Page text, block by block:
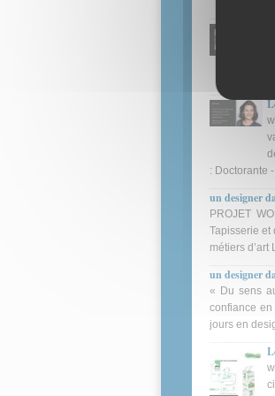
: Doctorante
un designer
PROJET
Tapisserie et
métiers
un designer
« Du sens
confiance
jours en